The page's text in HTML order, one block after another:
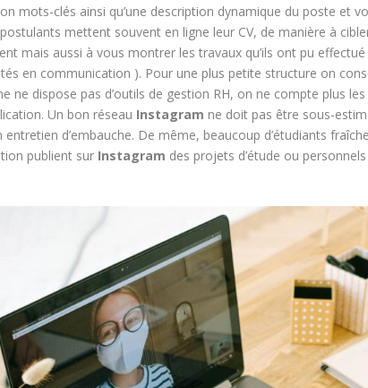
mots-clés ainsi qu’une description dynamique du poste et
mettent souvent en ligne leur CV, de manière à
mais aussi à vous montrer les travaux qu’ils ont pu
en communication ). Pour une plus petite structure on
ne dispose pas d’outils de gestion RH, on ne compte plus
Un bon réseau Instagram ne doit pas être sous-
entretien d’embauche. De même, beaucoup d’étudiants
publient sur Instagram des projets d’étude ou